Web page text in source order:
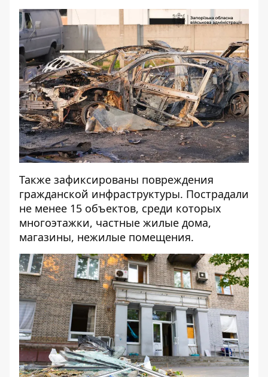
Также зафиксированы повреждения
гражданской инфраструктуры. Пострадали
не менее 15 объектов, среди которых
многоэтажки, частные жилые дома,
магазины, нежилые помещения.